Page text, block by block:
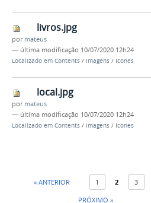
livros.jpg
por mateus
— última modificação 10/07/2020 12h24
Localizado em Contents / Imagens / Icones
local.jpg
por mateus
— última modificação 10/07/2020 12h24
Localizado em Contents / Imagens / Icones
« ANTERIOR 1 2
3
PRÓXIMO »